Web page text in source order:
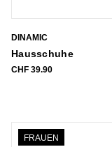
DINAMIC
Hausschuhe
CHF 39.90
FRAUEN